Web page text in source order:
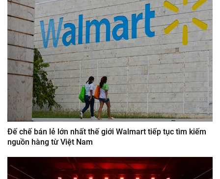
Đế chế bán lẻ lớn nhất thế giới Walmart tiếp tục tìm kiếm
nguồn hàng từ Việt Nam